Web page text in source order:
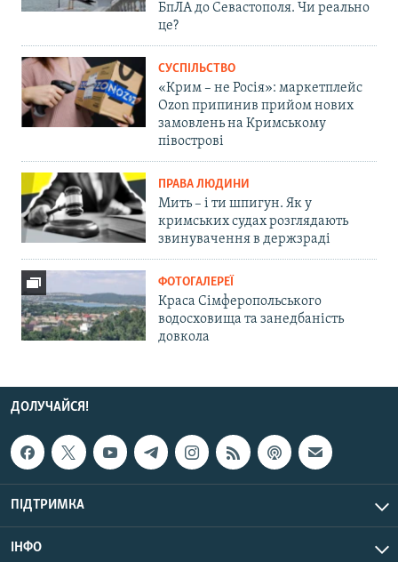
БпЛА до Севастополя. Чи реально
це?
СУСПІЛЬСТВО
«Крим – не Росія»: маркетплейс
Ozon припинив прийом нових
замовлень на Кримському
півострові
ПРАВА ЛЮДИНИ
Мить – і ти шпигун. Як у
кримських судах розглядають
звинувачення в держзраді
ФОТОГАЛЕРЕЇ
Краса Сімферопольського
водосховища та занедбаність
довкола
ДОЛУЧАЙСЯ!
ПІДТРИМКА
ІНФО